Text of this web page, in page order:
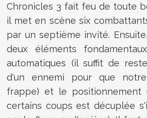
Chronicles 3 fait feu de toute
il met en scène six
par un septième invité.
deux éléments
automatiques (il suffit de
d'un ennemi pour que
frappe) et le positionnement
certains coups est décuplée